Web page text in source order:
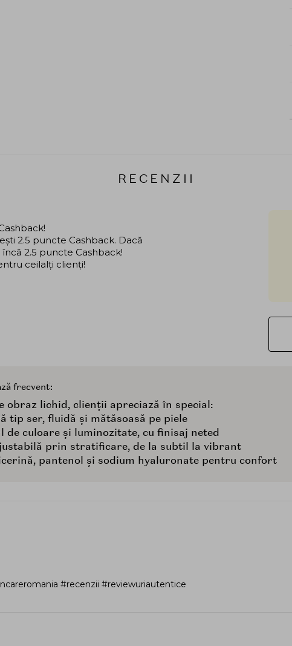
RECENZII
2.5 puncte Cashback. Dacă
2.5 puncte Cashback!
ceilalți clienți!
frecvent:
obraz lichid, clienții apreciază în special:
tip ser, fluidă și mătăsoasă pe piele
de culoare și luminozitate, cu finisaj neted
prin stratificare, de la subtil la vibrant
pantenol și sodium hyaluronate pentru confort
#recenzii #reviewuriautentice